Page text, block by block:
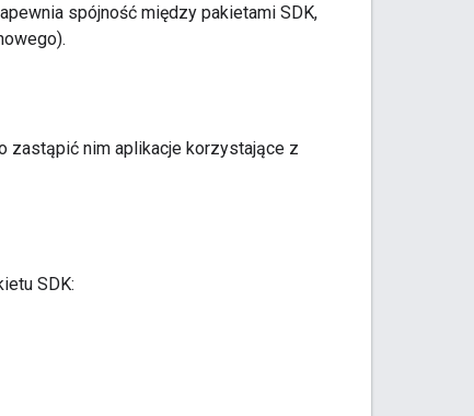
spójność między pakietami SDK,
zastąpić nim aplikacje korzystające z
SDK: